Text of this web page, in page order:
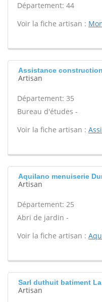
Département: 44
Voir la fiche artisan :
Assistance
Artisan
Département: 35
Bureau d'études -
Voir la fiche artisan :
Aquilano menuiserie
Artisan
Département: 25
Abri de jardin -
Voir la fiche artisan :
Sarl duthuit batiment
Artisan